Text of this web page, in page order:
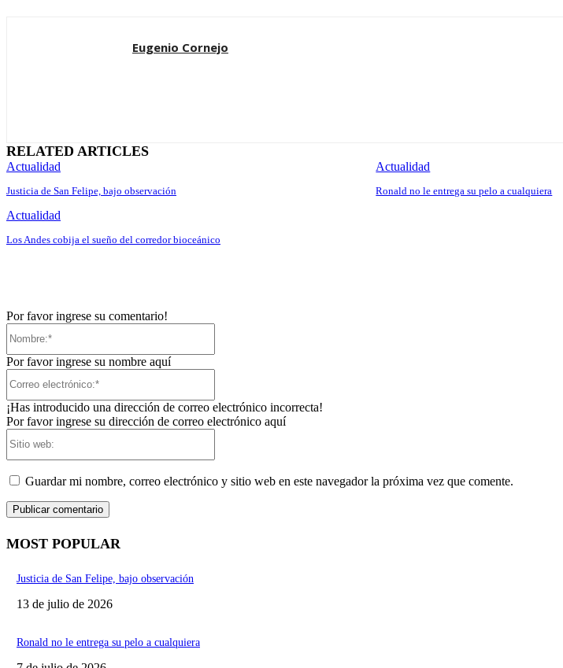
Eugenio Cornejo
RELATED ARTICLES
Actualidad
Justicia de San Felipe, bajo observación
Actualidad
Ronald no le entrega su pelo a cualquiera
Actualidad
Los Andes cobija el sueño del corredor bioceánico
Por favor ingrese su comentario!
Por favor ingrese su nombre aquí
¡Has introducido una dirección de correo electrónico incorrecta!
Por favor ingrese su dirección de correo electrónico aquí
Guardar mi nombre, correo electrónico y sitio web en este navegador la próxima vez que comente.
MOST POPULAR
Justicia de San Felipe, bajo observación
13 de julio de 2026
Ronald no le entrega su pelo a cualquiera